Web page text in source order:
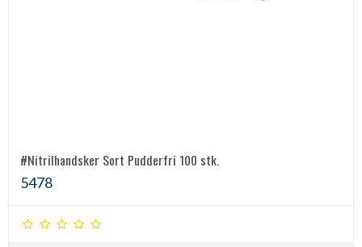
#Nitrilhandsker Sort Pudderfri 100 stk.
5478